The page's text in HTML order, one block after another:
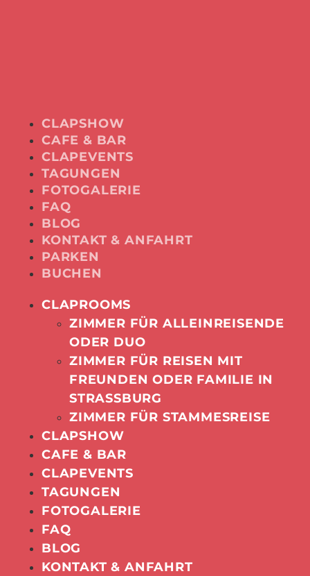
CLAPSHOW
CAFE & BAR
CLAPEVENTS
TAGUNGEN
FOTOGALERIE
FAQ
BLOG
KONTAKT & ANFAHRT
PARKEN
BUCHEN
CLAPROOMS
ZIMMER FÜR ALLEINREISENDE
ODER DUO
ZIMMER FÜR REISEN MIT
FREUNDEN ODER FAMILIE IN
STRASSBURG
ZIMMER FÜR STAMMESREISE
CLAPSHOW
CAFE & BAR
CLAPEVENTS
TAGUNGEN
FOTOGALERIE
FAQ
BLOG
KONTAKT & ANFAHRT